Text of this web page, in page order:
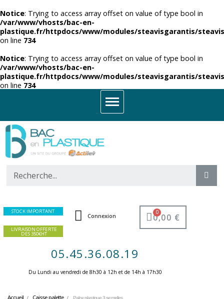
Notice: Trying to access array offset on value of type bool in
/var/www/vhosts/bac-en-
plastique.fr/httpdocs/www/modules/steavisgarantis/
on line 734
Notice: Trying to access array offset on value of type bool in
/var/www/vhosts/bac-en-
plastique.fr/httpdocs/www/modules/steavisgarantis/
on line 734
STOCK IMPORTANT
LIVRAISON OFFERTE
DES 350€HT
Connexion 0,00 €
05.45.36.08.19
Du Lundi au vendredi de 8h30 à 12h et de 14h à 17h30 ​
Accueil Caisse palette